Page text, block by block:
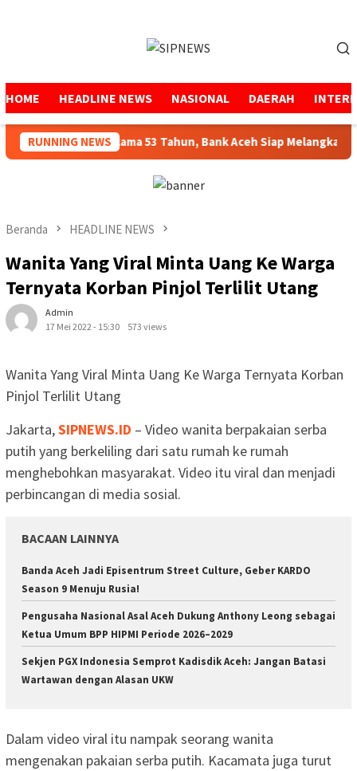
HOME HEADLINE NEWS NASIONAL DAERAH
RUNNING NEWS
Amanah Selama 53 Tahun, Bank Aceh Siap Melangkah
Beranda HEADLINE NEWS
Wanita Yang Viral Minta Uang Ke Warga
Ternyata Korban Pinjol Terlilit Utang
Admin
17 Mei 2022 - 15:30
573 views
Wanita Yang Viral Minta Uang Ke Warga Ternyata Korban
Pinjol Terlilit Utang
Jakarta,SIPNEWS.ID – Video wanita berpakaian serba
putih yang berkeliling dari satu rumah ke rumah
menghebohkan masyarakat. Video itu viral dan menjadi
perbincangan di media sosial.
BACAAN LAINNYA
Banda Aceh Jadi Episentrum Street Culture, Geber KARDO
Season 9 Menuju Rusia!
Pengusaha Nasional Asal Aceh Dukung Anthony Leong sebagai
Ketua Umum BPP HIPMI Periode 2026–2029
Sekjen PGX Indonesia Semprot Kadisdik Aceh: Jangan Batasi
Wartawan dengan Alasan UKW
Dalam video viral itu nampak seorang wanita
mengenakan pakaian serba putih. Kacamata juga turut